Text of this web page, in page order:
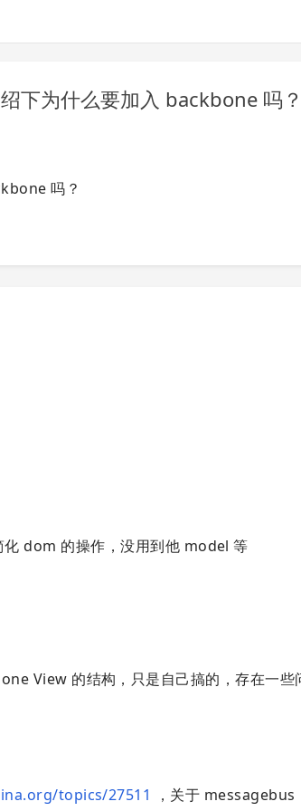
下为什么要加入 backbone 吗？
吗？
dom 的操作，没用到他 model 等
View 的结构，只是自己搞的，存在一些
topics/27511
，关于 messagebus